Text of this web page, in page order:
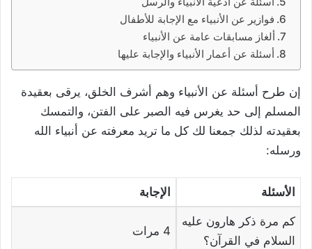
فوازير عن الأنبياء مع الإجابة للأطفال
ألغاز مسابقات عامة عن الأنبياء
أسئلة عن أعمار الأنبياء والإجابة عليها
إن طرح أسئلة عن الأنبياء وهم أشرف الخلق، يرقى بعقيدة
المسلم إلى حد يغرس فيه الصبر على الفتن، والتمسك
بعقيدته لذلك جمعنا لك كل ما تريد معرفته عن أنبياء الله
ورسله:
الأسئلة الإجابة
كم مرة ذكر هارون عليه
السلام في القرآن؟
4 مرات